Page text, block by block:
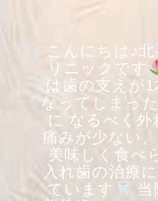
こんにちは♪北
リニックです
は歯の支えが1
なってしまっ
に なるべく外
痛みが少ない
美味しく食べ
入れ歯の治療
ています
当